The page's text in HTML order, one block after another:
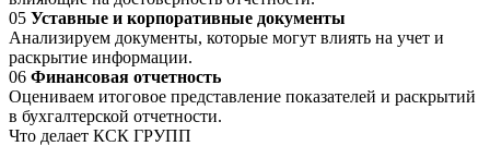
05 Уставные и корпоративные документы
Анализируем документы, которые могут влиять на учет и
раскрытие информации.
06 Финансовая отчетность
Оцениваем итоговое представление показателей и раскрытий
в бухгалтерской отчетности.
Что делает КСК ГРУПП